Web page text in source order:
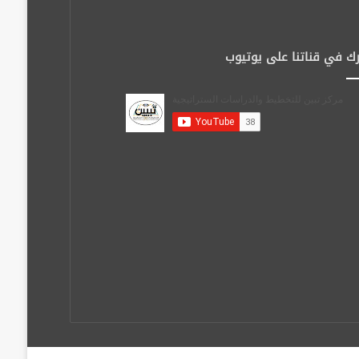
في قناتنا على يوتيوب